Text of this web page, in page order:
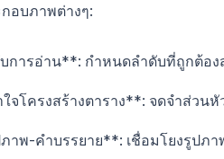
อบภาพต่างๆ:
การอ่าน**: กำหนดลำดับที่ถูกต้อ
จโครงสร้างตาราง**: จดจำส่วน
าพ-คำบรรยาย**: เชื่อมโยงรูปภ